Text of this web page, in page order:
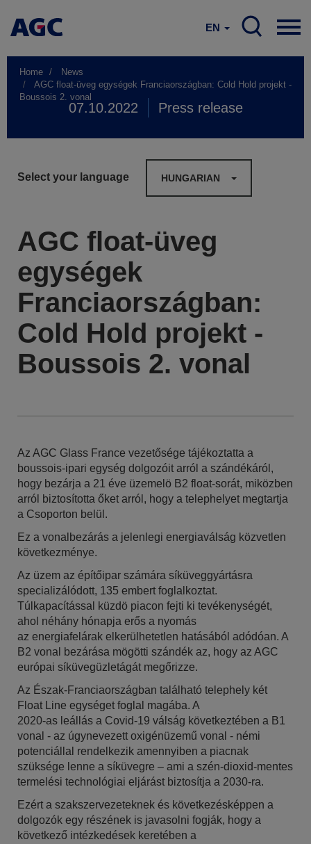
EN
Home
News
AGC float-üveg egységek Franciaországban: Cold Hold projekt -
Boussois 2. vonal
07.10.2022 Press release
Select your language HUNGARIAN
AGC float-üveg
egységek
Franciaországban:
Cold Hold projekt -
Boussois 2. vonal
Az AGC Glass France vezetősége tájékoztatta a
boussois-ipari egység dolgozóit arról a szándékáról,
hogy bezárja a 21 éve üzemelö B2 float-sorát, miközben
arról biztosította őket arról, hogy a telephelyet megtartja
a Csoporton belül.
Ez a vonalbezárás a jelenlegi energiaválság közvetlen
következménye.
Az üzem az építőipar számára síküveggyártásra
specializálódott, 135 embert foglalkoztat.
Túlkapacítással küzdö piacon fejti ki tevékenységét,
ahol néhány hónapja erős a nyomás
az energiafelárak elkerülhetetlen hatásából adódóan. A
B2 vonal bezárása mögötti szándék az, hogy az AGC
európai síküvegüzletágát megőrizze.
Az Észak-Franciaországban található telephely két
Float Line egységet foglal magába. A
2020-as leállás a Covid-19 válság következtében a B1
vonal - az úgynevezett oxigénüzemű vonal - némi
potenciállal rendelkezik amennyiben a piacnak
szüksége lenne a síküvegre – ami a szén-dioxid-mentes
termelési technológiai eljárást biztosítja a 2030-ra.
Ezért a szakszervezeteknek és következésképpen a
dolgozók egy részének is javasolni fogják, hogy a
következő intézkedések keretében a